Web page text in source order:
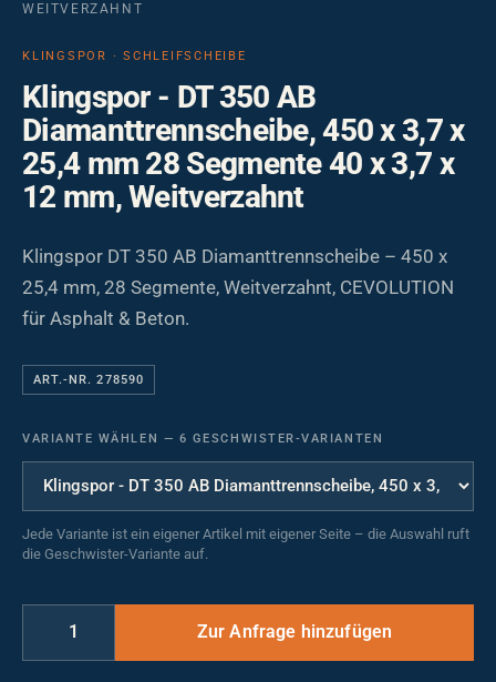
WEITVERZAHNT
KLINGSPOR · SCHLEIFSCHEIBE
Klingspor - DT 350 AB
Diamanttrennscheibe, 450 x 3,7 x
25,4 mm 28 Segmente 40 x 3,7 x
12 mm, Weitverzahnt
Klingspor DT 350 AB Diamanttrennscheibe – 450 x
25,4 mm, 28 Segmente, Weitverzahnt, CEVOLUTION
für Asphalt & Beton.
ART.-NR. 278590
VARIANTE WÄHLEN — 6 GESCHWISTER-VARIANTEN
Jede Variante ist ein eigener Artikel mit eigener Seite – die Auswahl ruft
die Geschwister-Variante auf.